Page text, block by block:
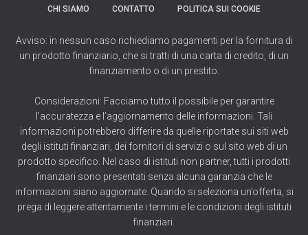
CHI SIAMO CONTATTO POLITICA SUI COOKIE
Avviso: in nessun caso richiediamo pagamenti per la fornitura di
un prodotto finanziario, che si tratti di una carta di credito, di un
finanziamento o di un prestito.
Considerazioni: Facciamo tutto il possibile per garantire
l’accuratezza e l’aggiornamento delle informazioni. Tali
informazioni potrebbero differire da quelle riportate sui siti web
degli istituti finanziari, dei fornitori di servizi o sul sito web di un
prodotto specifico. Nel caso di istituti non partner, tutti i prodotti
finanziari sono presentati senza alcuna garanzia che le
informazioni siano aggiornate. Quando si seleziona un’offerta, si
prega di leggere attentamente i termini e le condizioni degli istituti
finanziari.